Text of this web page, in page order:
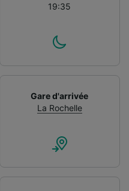
19:35
Gare d'arrivée
La Rochelle